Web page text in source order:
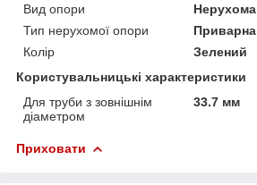
Вид опори
Нерухома
Тип нерухомої опори
Приварна
Колір
Зелений
Користувальницькі характеристики
Для труби з зовнішнім
діаметром
33.7 мм
Приховати